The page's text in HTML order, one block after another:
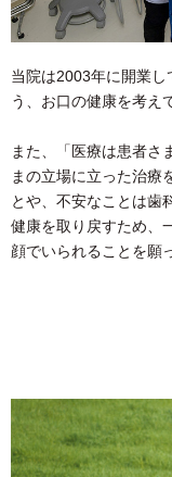
当院は2003年に開業し
う、お口の健康を考え
また、「医療は患者さ
まの立場に立った治療
とや、不安なことは歯
健康を取り戻すため、
顔でいられることを願